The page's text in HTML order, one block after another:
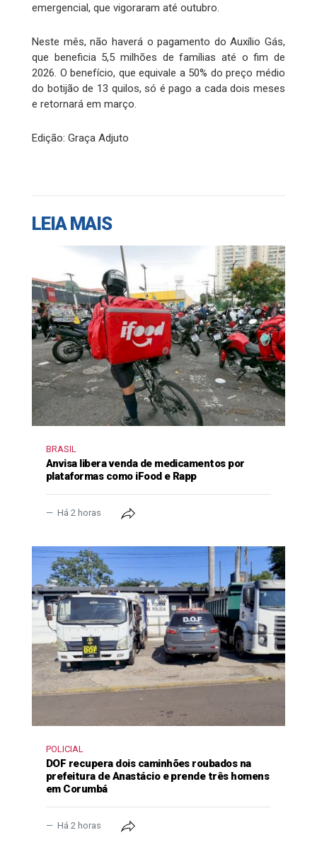
emergencial, que vigoraram até outubro.
Neste mês, não haverá o pagamento do Auxílio Gás,
que beneficia 5,5 milhões de famílias até o fim de
2026. O benefício, que equivale a 50% do preço médio
do botijão de 13 quilos, só é pago a cada dois meses
e retornará em março.
Edição: Graça Adjuto
LEIA MAIS
BRASIL
Anvisa libera venda de medicamentos por
plataformas como iFood e Rapp
Há 2 horas
POLICIAL
DOF recupera dois caminhões roubados na
prefeitura de Anastácio e prende três homens
em Corumbá
Há 2 horas